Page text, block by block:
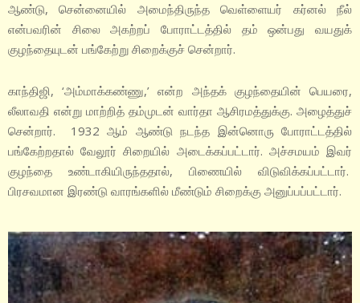
ஆண்டு, சென்னையில் அமைந்திருந்த வெள்ளையர் கர்னல் நீல்
என்பவரின் சிலை அகற்றப் போராட்டத்தில் தம் ஒன்பது வயதுக்
குழந்தையுடன் பங்கேற்று சிறைக்குச் சென்றார்.
காந்திஜி, ‘அம்மாக்கண்ணு,’ என்ற அந்தக் குழந்தையின் பெயரை,
லீலாவதி என்று மாற்றித் தம்முடன் வார்தா ஆசிரமத்துக்கு. அழைத்துச்
சென்றார். 1932 ஆம் ஆண்டு நடந்த இன்னொரு போராட்டத்தில்
பங்கேற்றதால் வேலூர் சிறையில் அடைக்கப்பட்டார். அச்சமயம் இவர்
குழந்தை உண்டாகியிருந்ததால், பிணையில் விடுவிக்கப்பட்டார்.
பிரசவமான இரண்டு வாரங்களில் மீண்டும் சிறைக்கு அனுப்பப்பட்டார்.